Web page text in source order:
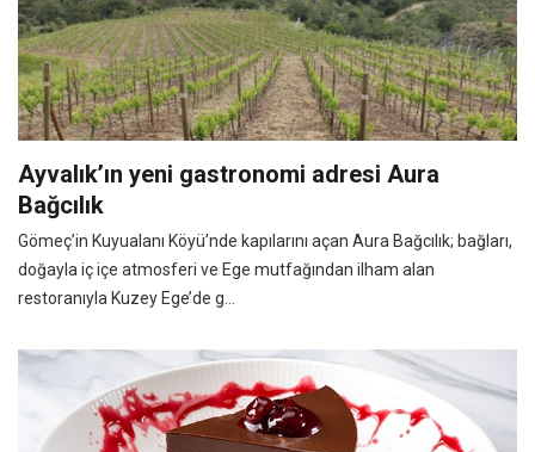
Ayvalık’ın yeni gastronomi adresi Aura
Bağcılık
Gömeç’in Kuyualanı Köyü’nde kapılarını açan Aura Bağcılık; bağları,
doğayla iç içe atmosferi ve Ege mutfağından ilham alan
restoranıyla Kuzey Ege’de g...